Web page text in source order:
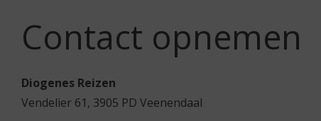
Contact opnemen
Diogenes Reizen
Vendelier 61, 3905 PD Veenendaal